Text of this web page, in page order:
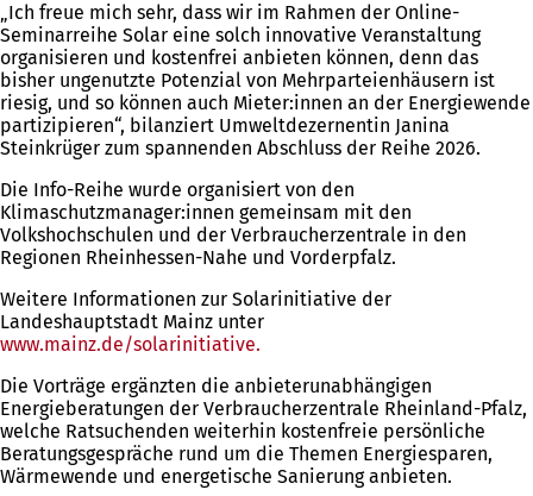
„Ich freue mich sehr, dass wir im Rahmen der Online-
Seminarreihe Solar eine solch innovative Veranstaltung
organisieren und kostenfrei anbieten können, denn das
bisher ungenutzte Potenzial von Mehrparteienhäusern ist
riesig, und so können auch Mieter:innen an der Energiewende
partizipieren“, bilanziert Umweltdezernentin Janina
Steinkrüger zum spannenden Abschluss der Reihe 2026.
Die Info-Reihe wurde organisiert von den
Klimaschutzmanager:innen gemeinsam mit den
Volkshochschulen und der Verbraucherzentrale in den
Regionen Rheinhessen-Nahe und Vorderpfalz.
Weitere Informationen zur Solarinitiative der
Landeshauptstadt Mainz unter
www.mainz.de/solarinitiative.
einem
neuen
Tab)
Die Vorträge ergänzten die anbieterunabhängigen
Energieberatungen der Verbraucherzentrale Rheinland-Pfalz,
welche Ratsuchenden weiterhin kostenfreie persönliche
Beratungsgespräche rund um die Themen Energiesparen,
Wärmewende und energetische Sanierung anbieten.